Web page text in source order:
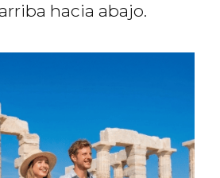
hacia abajo.